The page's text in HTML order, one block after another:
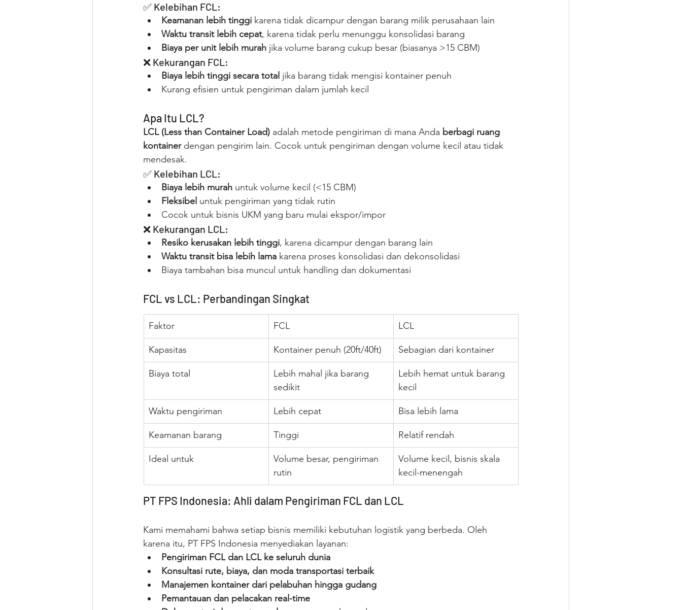
✅ Kelebihan FCL:
Keamanan lebih tinggi karena tidak dicampur dengan barang milik perusahaan lain
Waktu transit lebih cepat, karena tidak perlu menunggu konsolidasi barang
Biaya per unit lebih murah jika volume barang cukup besar (biasanya >15 CBM)
❌ Kekurangan FCL:
Biaya lebih tinggi secara total jika barang tidak mengisi kontainer penuh
Kurang efisien untuk pengiriman dalam jumlah kecil
Apa Itu LCL?
LCL (Less than Container Load) adalah metode pengiriman di mana Anda berbagi ruang
kontainer dengan pengirim lain. Cocok untuk pengiriman dengan volume kecil atau tidak
mendesak.
✅ Kelebihan LCL:
Biaya lebih murah untuk volume kecil (<15 CBM)
Fleksibel untuk pengiriman yang tidak rutin
Cocok untuk bisnis UKM yang baru mulai ekspor/impor
❌ Kekurangan LCL:
Resiko kerusakan lebih tinggi, karena dicampur dengan barang lain
Waktu transit bisa lebih lama karena proses konsolidasi dan dekonsolidasi
Biaya tambahan bisa muncul untuk handling dan dokumentasi
FCL vs LCL: Perbandingan Singkat
Faktor FCL LCL
Kapasitas Kontainer penuh (20ft/40ft) Sebagian dari kontainer
Biaya total
Lebih mahal jika barang
sedikit
Lebih hemat untuk barang
kecil
Waktu pengiriman Lebih cepat Bisa lebih lama
Keamanan barang Tinggi Relatif rendah
Ideal untuk
Volume besar, pengiriman
rutin
Volume kecil, bisnis skala
kecil-menengah
PT FPS Indonesia: Ahli dalam Pengiriman FCL dan LCL
Kami memahami bahwa setiap bisnis memiliki kebutuhan logistik yang berbeda. Oleh
karena itu, PT FPS Indonesia menyediakan layanan:
Pengiriman FCL dan LCL ke seluruh dunia
Konsultasi rute, biaya, dan moda transportasi terbaik
Manajemen kontainer dari pelabuhan hingga gudang
Pemantauan dan pelacakan real-time